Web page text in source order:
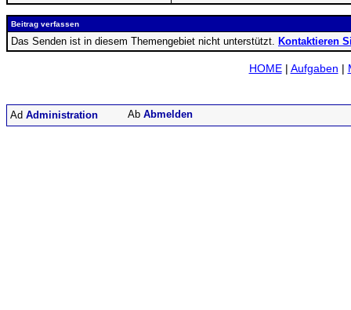
Beitrag verfassen
Das Senden ist in diesem Themengebiet nicht unterstützt. Kontaktieren
HOME| Aufgaben |
Administration Abmelden